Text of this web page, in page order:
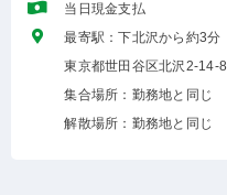
当日現金支払
最寄駅：下北沢から約3分
東京都世田谷区北沢2-14-8
集合場所：勤務地と同じ
解散場所：勤務地と同じ